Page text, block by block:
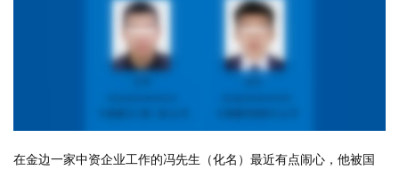
在金边一家中资企业工作的冯先生（化名）最近有点闹心，他被国